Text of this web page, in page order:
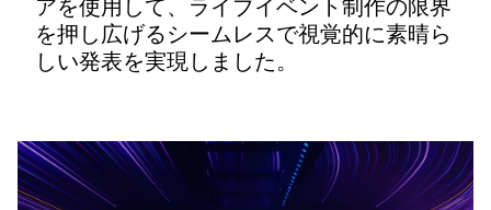
アを使用して、ライブイベント制作の限界
を押し広げるシームレスで視覚的に素晴ら
しい発表を実現しました。